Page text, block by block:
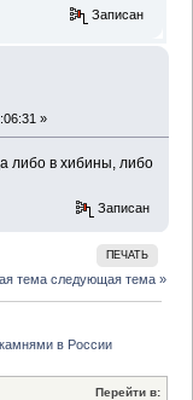
Записан
»
либо в хибины, либо
Записан
ПЕЧАТЬ
тема следующая тема »
в России
Перейти в: